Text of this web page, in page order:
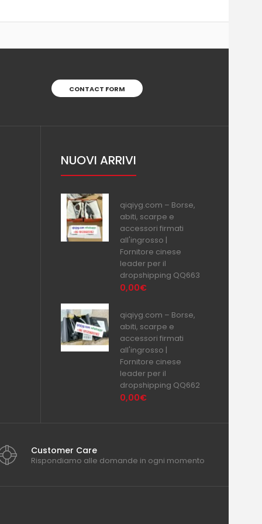
CONTACT FORM
NUOVI ARRIVI
qiqiyg.com – Borse,
abiti, scarpe e
accessori firmati
all'ingrosso |
Fornitore cinese
leader per il
dropshipping QQ663
0,00€
qiqiyg.com – Borse,
abiti, scarpe e
accessori firmati
all'ingrosso |
Fornitore cinese
leader per il
dropshipping QQ662
0,00€
Customer Care
Rispondiamo alle domande in ogni momento